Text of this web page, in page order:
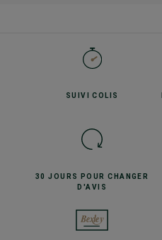
SUIVICOLIS
30 JOURS POURCHANGER
D'AVIS